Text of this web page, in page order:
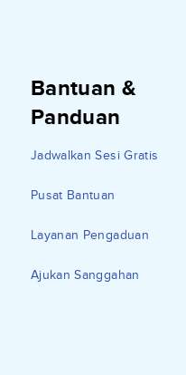
Bantuan &
Panduan
Jadwalkan Sesi Gratis
Pusat Bantuan
Layanan Pengaduan
Ajukan Sanggahan